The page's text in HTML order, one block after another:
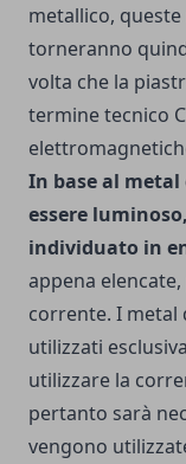
metallico,
torneranno
volta che la
termine tecnico
In base al
essere
individuato in
appena
corrente. I metal
utilizzati
utilizzare la
pertanto sarà
vengono